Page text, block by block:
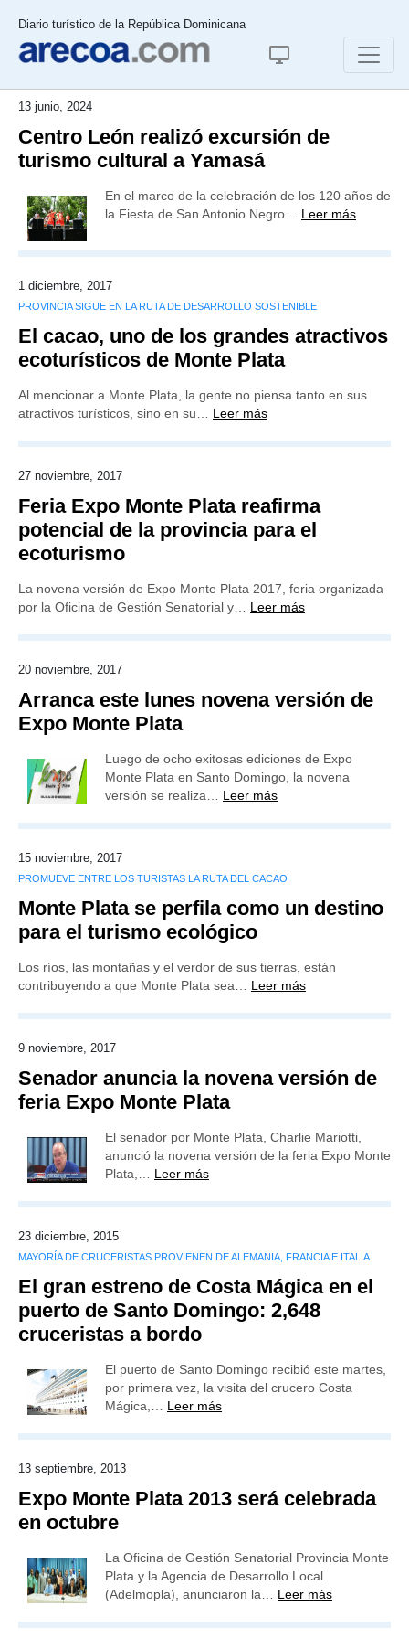
Diario turístico de la República Dominicana
13 junio, 2024
Centro León realizó excursión de
turismo cultural a Yamasá
En el marco de la celebración de los 120 años de
la Fiesta de San Antonio Negro… Leer más
1 diciembre, 2017
PROVINCIA SIGUE EN LA RUTA DE DESARROLLO SOSTENIBLE
El cacao, uno de los grandes atractivos
ecoturísticos de Monte Plata
Al mencionar a Monte Plata, la gente no piensa tanto en sus
atractivos turísticos, sino en su… Leer más
27 noviembre, 2017
Feria Expo Monte Plata reafirma
potencial de la provincia para el
ecoturismo
La novena versión de Expo Monte Plata 2017, feria organizada
por la Oficina de Gestión Senatorial y… Leer más
20 noviembre, 2017
Arranca este lunes novena versión de
Expo Monte Plata
Luego de ocho exitosas ediciones de Expo
Monte Plata en Santo Domingo, la novena
versión se realiza… Leer más
15 noviembre, 2017
PROMUEVE ENTRE LOS TURISTAS LA RUTA DEL CACAO
Monte Plata se perfila como un destino
para el turismo ecológico
Los ríos, las montañas y el verdor de sus tierras, están
contribuyendo a que Monte Plata sea… Leer más
9 noviembre, 2017
Senador anuncia la novena versión de
feria Expo Monte Plata
El senador por Monte Plata, Charlie Mariotti,
anunció la novena versión de la feria Expo Monte
Plata,… Leer más
23 diciembre, 2015
MAYORÍA DE CRUCERISTAS PROVIENEN DE ALEMANIA, FRANCIA E ITALIA
El gran estreno de Costa Mágica en el
puerto de Santo Domingo: 2,648
cruceristas a bordo
El puerto de Santo Domingo recibió este martes,
por primera vez, la visita del crucero Costa
Mágica,… Leer más
13 septiembre, 2013
Expo Monte Plata 2013 será celebrada
en octubre
La Oficina de Gestión Senatorial Provincia Monte
Plata y la Agencia de Desarrollo Local
(Adelmopla), anunciaron la… Leer más